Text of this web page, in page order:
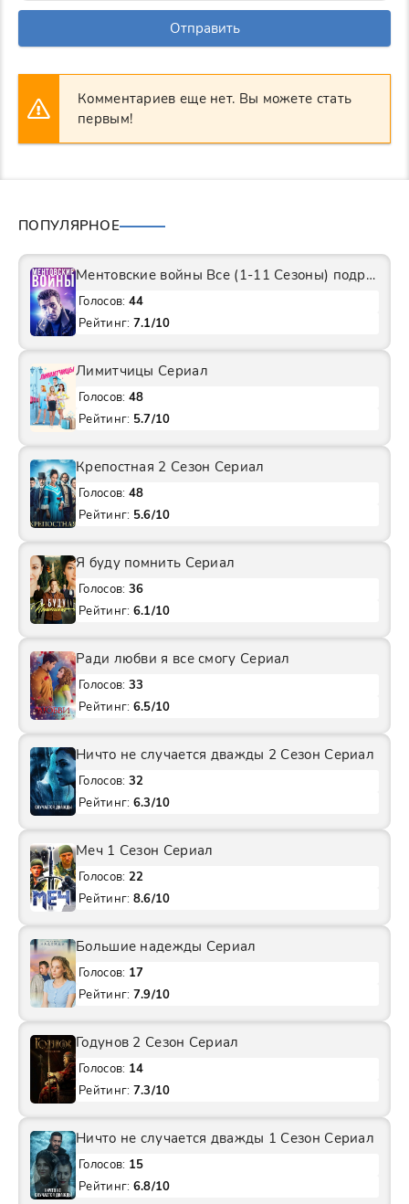
Отправить
Комментариев еще нет. Вы можете стать
первым!
ПОПУЛЯРНОЕ
Ментовские войны Все (1-11 Сезоны) подряд Сериал
Голосов: 44
Рейтинг: 7.1/10
Лимитчицы Сериал
Голосов: 48
Рейтинг: 5.7/10
Крепостная 2 Сезон Сериал
Голосов: 48
Рейтинг: 5.6/10
Я буду помнить Сериал
Голосов: 36
Рейтинг: 6.1/10
Ради любви я все смогу Сериал
Голосов: 33
Рейтинг: 6.5/10
Ничто не случается дважды 2 Сезон Сериал
Голосов: 32
Рейтинг: 6.3/10
Меч 1 Сезон Сериал
Голосов: 22
Рейтинг: 8.6/10
Большие надежды Сериал
Голосов: 17
Рейтинг: 7.9/10
Годунов 2 Сезон Сериал
Голосов: 14
Рейтинг: 7.3/10
Ничто не случается дважды 1 Сезон Сериал
Голосов: 15
Рейтинг: 6.8/10